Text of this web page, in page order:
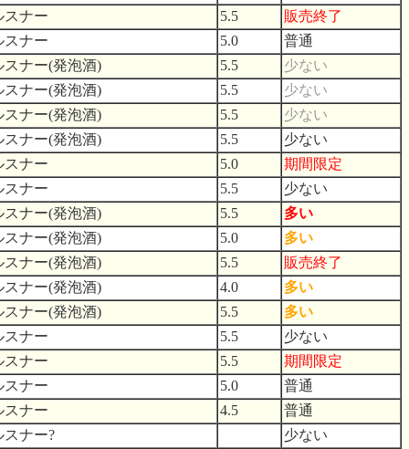
スナー
5.5
販売終了
スナー
5.0
普通
スナー(発泡酒)
5.5
少ない
スナー(発泡酒)
5.5
少ない
スナー(発泡酒)
5.5
少ない
スナー(発泡酒)
5.5
少ない
スナー
5.0
期間限定
スナー
5.5
少ない
スナー(発泡酒)
5.5
多い
スナー(発泡酒)
5.0
多い
スナー(発泡酒)
5.5
販売終了
スナー(発泡酒)
4.0
多い
スナー(発泡酒)
5.5
多い
スナー
5.5
少ない
スナー
5.5
期間限定
スナー
5.0
普通
スナー
4.5
普通
スナー?
少ない